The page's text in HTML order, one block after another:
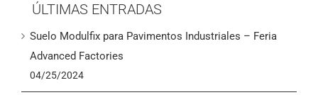
Inicio
Productos
ÚLTIMAS ENTRADAS
Suelo Modulfix para Pavimentos Industriales – Feria
Advanced Factories
04/25/2024